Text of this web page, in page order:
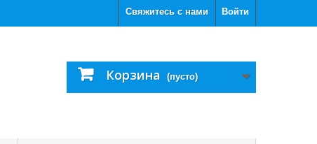
Войти
Свяжитесь с нами
Корзина (пусто)